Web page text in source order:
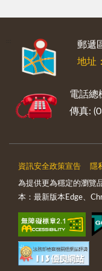
郵遞
地址
電話總
傳真:
資訊安全政策宣告 隱
為提供更為穩定的瀏覽
本：最新版本Edge、